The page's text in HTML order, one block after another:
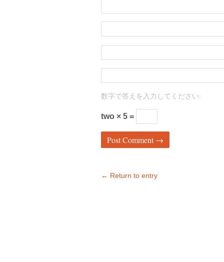
数字で答えを入力してください:
two × 5 =
← Return to entry